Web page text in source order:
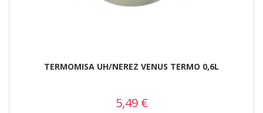
TERMOMISA UH/NEREZ VENUS TERMO 0,6L
5,49 €